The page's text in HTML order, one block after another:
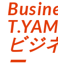
ビジ
ー